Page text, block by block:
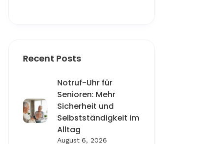
Recent Posts
Notruf-Uhr für
Senioren: Mehr
Sicherheit und
Selbstständigkeit im
Alltag
August 6, 2026